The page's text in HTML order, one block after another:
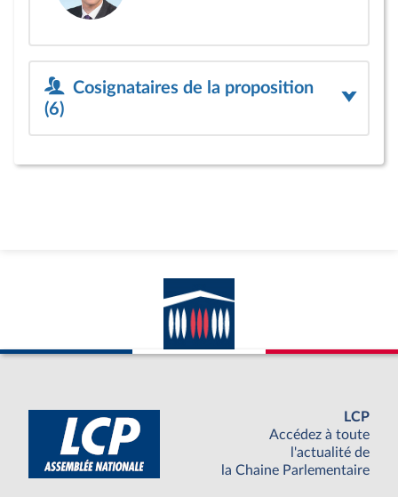
Cosignataires de la proposition
(6)
LCP
Accédez à toute
l'actualité de
la Chaine Parlementaire